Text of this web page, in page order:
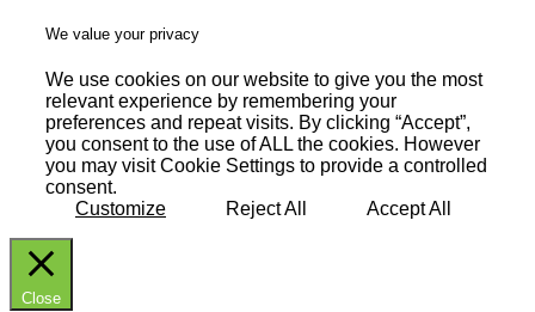
We value your privacy
We use cookies on our website to give you the most
relevant experience by remembering your
preferences and repeat visits. By clicking “Accept”,
you consent to the use of ALL the cookies. However
you may visit Cookie Settings to provide a controlled
consent.
Customize
Reject All Accept All
Close